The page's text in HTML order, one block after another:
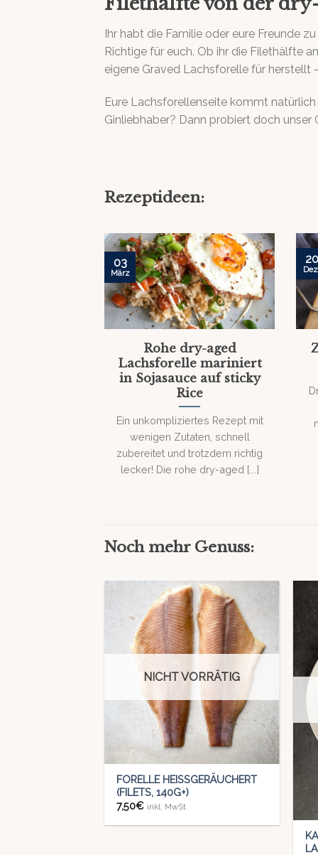
Ihr habt die Familie oder eure Freunde
Richtige für euch. Ob ihr die Filethälfte
eigene Graved Lachsforelle für herstellt
Eure Lachsforellenseite kommt
Ginliebhaber? Dann probiert doch unser
Rezeptideen:
Rohe dry-aged
Lachsforelle mariniert
in Sojasauce auf sticky
Rice
Ein unkompliziertes Rezept mit
wenigen Zutaten, schnell
zubereitet und trotzdem richtig
lecker! Die rohe dry-aged [...]
03
März
20
Noch mehr Genuss:
NICHT VORRÄTIG
FORELLE HEISSGERÄUCHERT (
FILETS, 140G+)
7,50€ inkl. MwSt.